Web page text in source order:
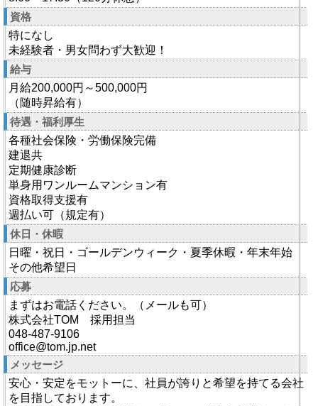
資格
特になし
未経験者・男女問わず大歓迎！
給与
月給200,000円～500,000円
（随時昇給有）
待遇・福利厚生
各種社会保険・労働保険完備
建退共
定期健康診断
単身用ワンルームマンション有
資格取得支援有
週払い可（規定有）
休日・休暇
日曜・祝日・ゴールデンウィーク・夏季休暇・年末年始
その他希望日
応募
まずはお電話ください。（メールも可）
株式会社TOM 採用担当
048-487-9106
office@tom.jp.net
メッセージ
安心・安定をモットーに、社員が誇りと希望を持てる会社
を目指しております。